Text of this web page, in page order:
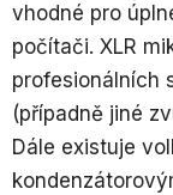
vhodné pro
počítači. XLR
profesionálních
(případně jiné
Dále existuje